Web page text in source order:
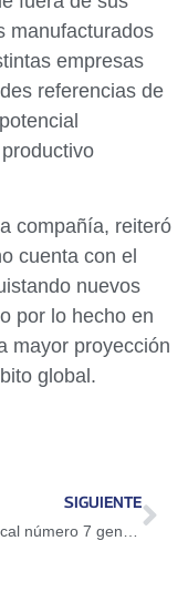
manufacturados
empresas
referencias de
compañía, reiteró
cuenta con el
nuevos
por lo hecho en
mayor proyección
global.
SIGUIENTE